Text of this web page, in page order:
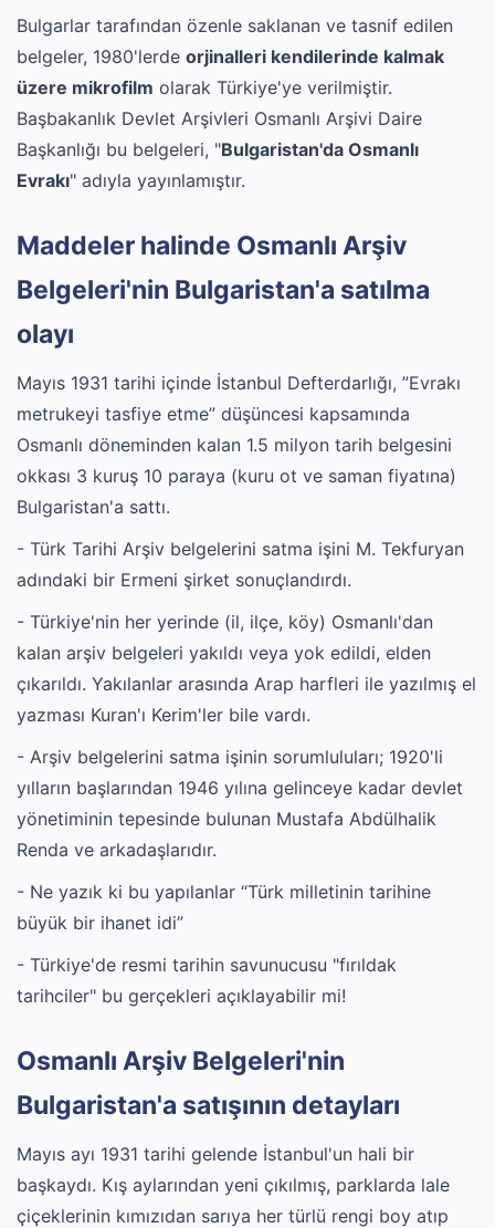
Bulgarlar tarafından özenle saklanan ve tasnif edilen
belgeler, 1980'lerde orjinalleri kendilerinde kalmak
üzere mikrofilm olarak Türkiye'ye verilmiştir.
Başbakanlık Devlet Arşivleri Osmanlı Arşivi Daire
Başkanlığı bu belgeleri, "Bulgaristan'da Osmanlı
Evrakı" adıyla yayınlamıştır.
Maddeler halinde Osmanlı Arşiv
Belgeleri'nin Bulgaristan'a satılma
olayı
Mayıs 1931 tarihi içinde İstanbul Defterdarlığı, ”Evrakı
metrukeyi tasfiye etme” düşüncesi kapsamında
Osmanlı döneminden kalan 1.5 milyon tarih belgesini
okkası 3 kuruş 10 paraya (kuru ot ve saman fiyatına)
Bulgaristan'a sattı.
- Türk Tarihi Arşiv belgelerini satma işini M. Tekfuryan
adındaki bir Ermeni şirket sonuçlandırdı.
- Türkiye'nin her yerinde (il, ilçe, köy) Osmanlı'dan
kalan arşiv belgeleri yakıldı veya yok edildi, elden
çıkarıldı. Yakılanlar arasında Arap harfleri ile yazılmış el
yazması Kuran'ı Kerim'ler bile vardı.
- Arşiv belgelerini satma işinin sorumluluları; 1920'li
yılların başlarından 1946 yılına gelinceye kadar devlet
yönetiminin tepesinde bulunan Mustafa Abdülhalik
Renda ve arkadaşlarıdır.
- Ne yazık ki bu yapılanlar “Türk milletinin tarihine
büyük bir ihanet idi”
- Türkiye'de resmi tarihin savunucusu "fırıldak
tarihciler" bu gerçekleri açıklayabilir mi!
Osmanlı Arşiv Belgeleri'nin
Bulgaristan'a satışının detayları
Mayıs ayı 1931 tarihi gelende İstanbul'un hali bir
başkaydı. Kış aylarından yeni çıkılmış, parklarda lale
çiçeklerinin kımızıdan sarıya her türlü rengi boy atıp